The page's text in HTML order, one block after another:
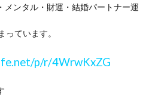
メンタル・財運・結婚パートナー運
ています。
p/r/4WrwKxZG